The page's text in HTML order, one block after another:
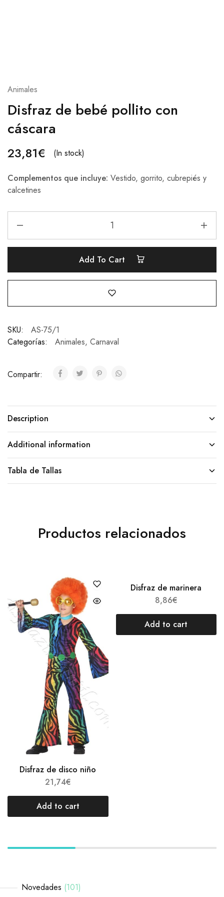
Animales
Disfraz de bebé pollito con
cáscara
23,81€ (In stock)
Complementos que incluye: Vestido, gorrito, cubrepiés y
calcetines
Add To Cart
SKU:
AS-75/1
Categorías:
Animales, Carnaval
Compartir:
Description
Additional information
Tabla de Tallas
Productos relacionados
Disfraz de disco niño
21,74€
Add to cart
Disfraz de marinera
8,86€
Add to cart
Novedades 101